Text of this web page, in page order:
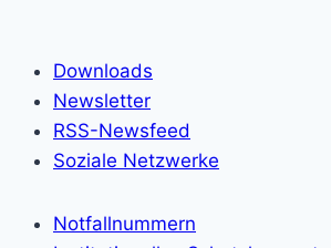
Downloads
Newsletter
RSS-Newsfeed
Soziale Netzwerke
Notfallnummern